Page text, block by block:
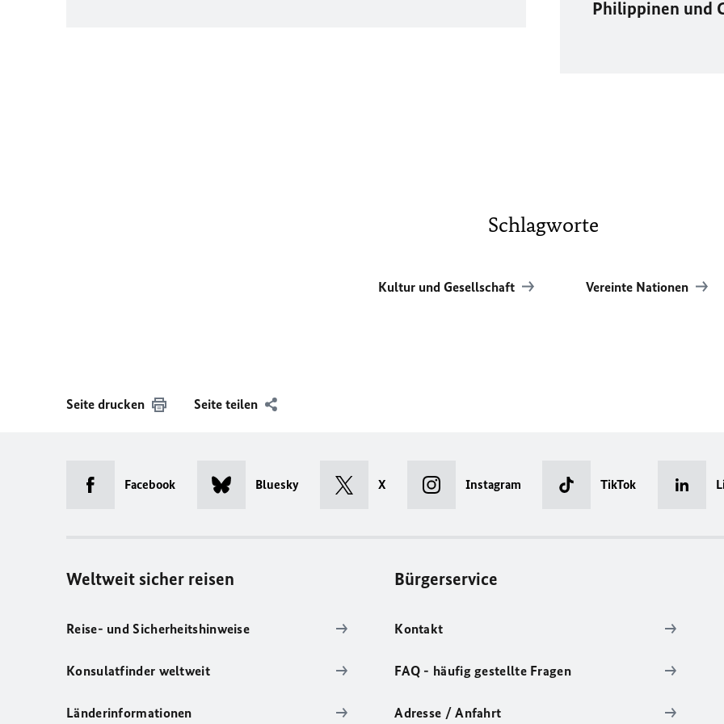
Philippinen und
Schlagworte
Kultur und Gesellschaft Vereinte Nationen
Seite drucken Seite teilen
Facebook Bluesky X Instagram TikTok
Weltweit sicher reisen
Reise- und Sicherheitshinweise
Konsulatfinder weltweit
Länderinformationen
Bürgerservice
Kontakt
FAQ - häufig gestellte Fragen
Adresse / Anfahrt